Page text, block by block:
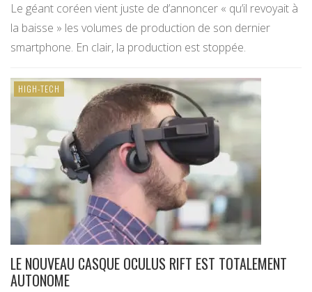
Le géant coréen vient juste de d’annoncer « qu’il revoyait à
la baisse » les volumes de production de son dernier
smartphone. En clair, la production est stoppée.
HIGH-TECH
LE NOUVEAU CASQUE OCULUS RIFT EST TOTALEMENT
AUTONOME